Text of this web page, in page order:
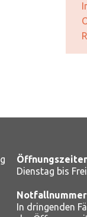
Dienstag bis
Notfallnummer
In dringenden